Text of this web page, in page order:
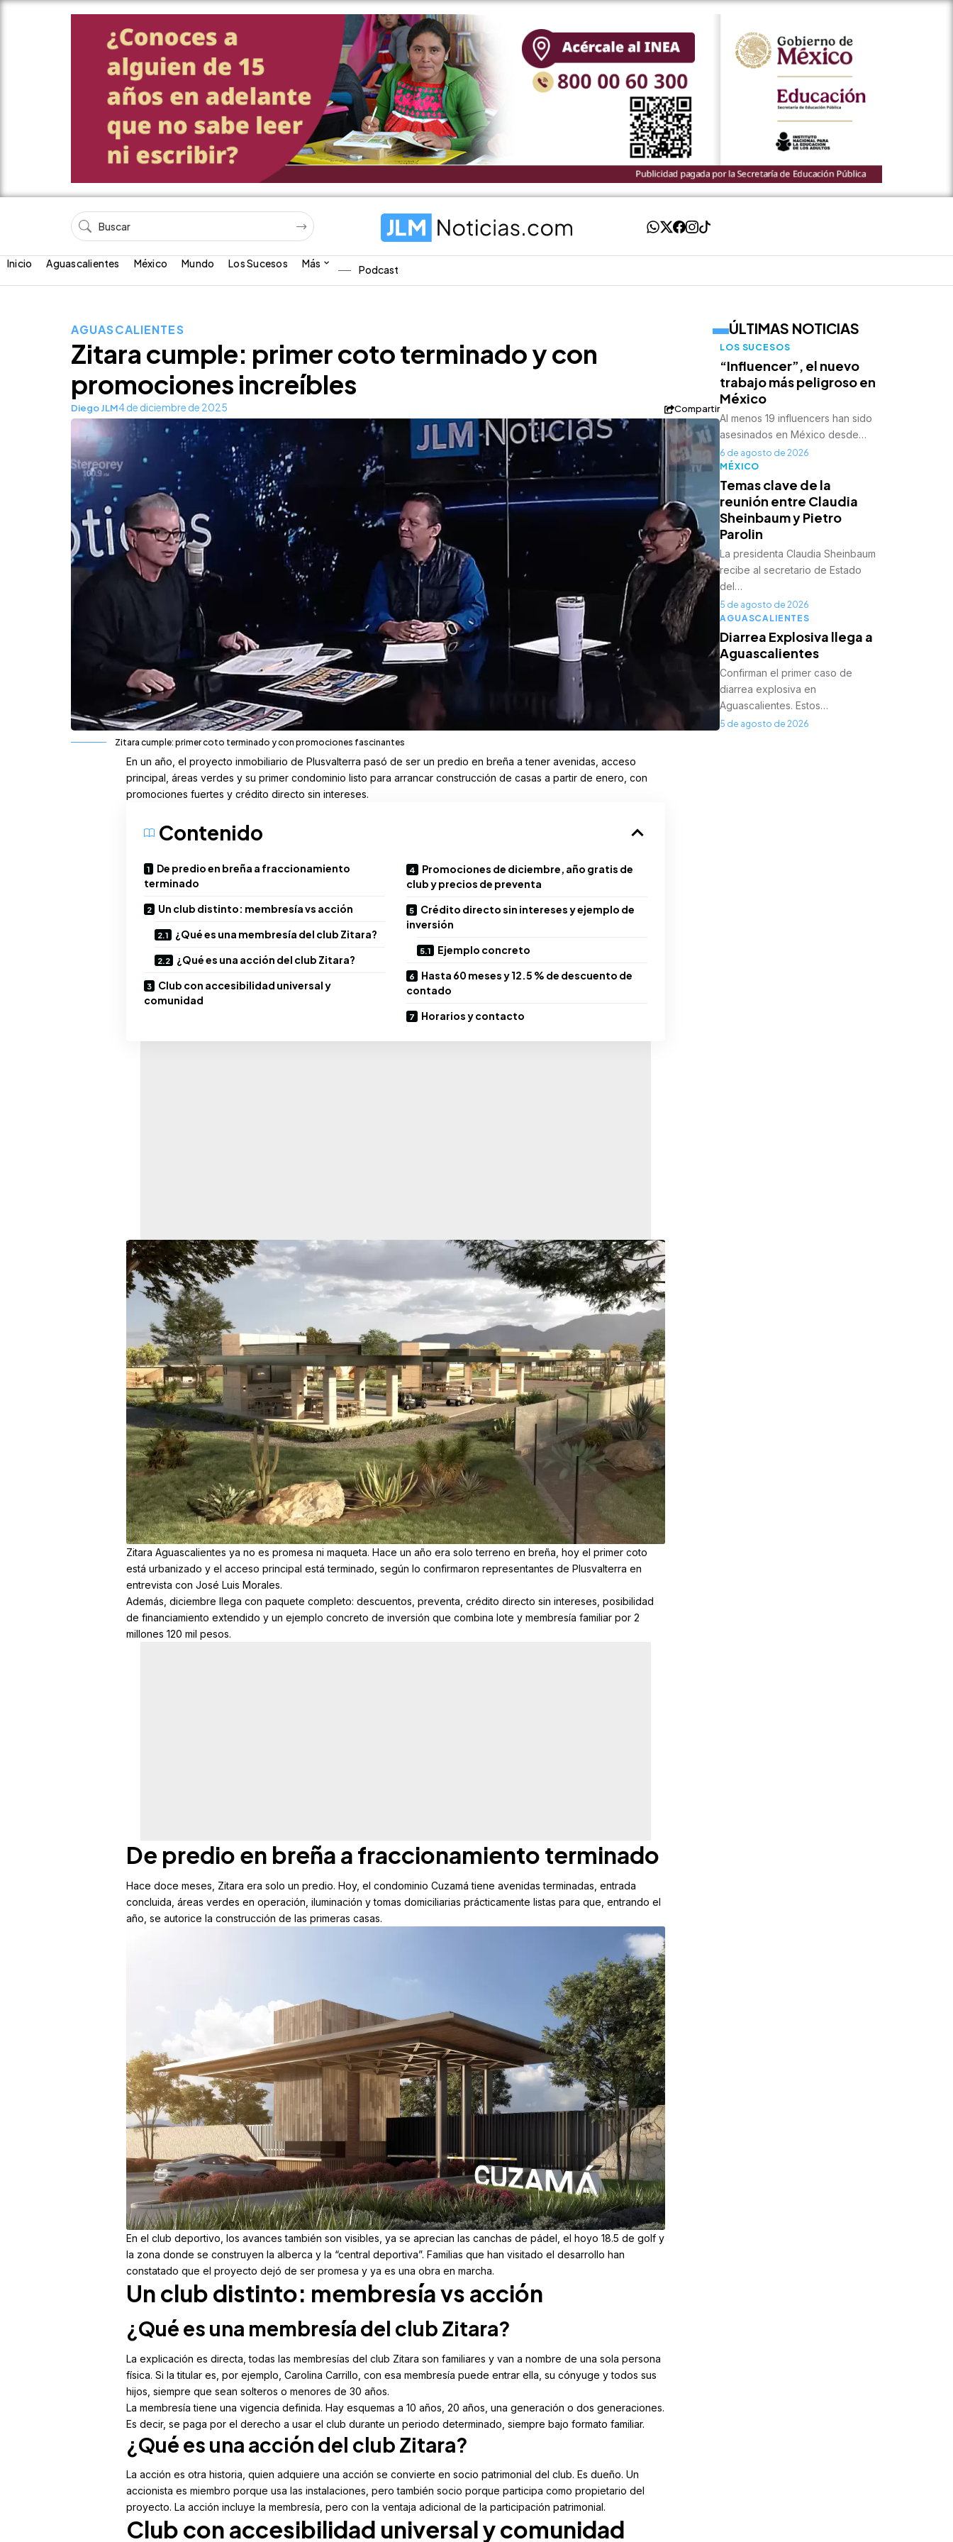
Inicio Aguascalientes México Mundo Los Sucesos Más Podcast
AGUASCALIENTES
Zitara cumple: primer coto terminado y con
promociones increíbles
Diego JLM4 de diciembre de 2025 Compartir
Zitara cumple: primer coto terminado y con promociones fascinantes
En un año, el proyecto inmobiliario de Plusvalterra pasó de ser un predio en breña a tener avenidas, acceso
principal, áreas verdes y su primer condominio listo para arrancar construcción de casas a partir de enero, con
promociones fuertes y crédito directo sin intereses.
Contenido
De predio en breña a fraccionamiento
terminado
Un club distinto: membresía vs acción
¿Qué es una membresía del club Zitara?
¿Qué es una acción del club Zitara?
Club con accesibilidad universal y
comunidad
Promociones de diciembre, año gratis de
club y precios de preventa
Crédito directo sin intereses y ejemplo de
inversión
Ejemplo concreto
Hasta 60 meses y 12.5 % de descuento de
contado
Horarios y contacto
Zitara Aguascalientes ya no es promesa ni maqueta. Hace un año era solo terreno en breña, hoy el primer coto
está urbanizado y el acceso principal está terminado, según lo confirmaron representantes de Plusvalterra en
entrevista con José Luis Morales.
Además, diciembre llega con paquete completo: descuentos, preventa, crédito directo sin intereses, posibilidad
de financiamiento extendido y un ejemplo concreto de inversión que combina lote y membresía familiar por 2
millones 120 mil pesos.
De predio en breña a fraccionamiento terminado
Hace doce meses, Zitara era solo un predio. Hoy, el condominio Cuzamátiene avenidas terminadas, entrada
concluida, áreas verdes en operación, iluminación y tomas domiciliarias prácticamente listas para que, entrando el
año, se autorice la construcción de las primeras casas.
En el club deportivo, los avances también son visibles, ya se aprecian las canchas de pádel, el hoyo 18.5 de golf y
la zona donde se construyen la alberca y la “central deportiva”. Familias que han visitado el desarrollo han
constatado que el proyecto dejó de ser promesa y ya es una obra en marcha.
Un club distinto: membresía vs acción
¿Qué es una membresía del club Zitara?
La explicación es directa, todas las membresías del club Zitara son familiares y van a nombre de una sola persona
física. Si la titular es, por ejemplo, Carolina Carrillo, con esa membresía puede entrar ella, su cónyuge y todos sus
hijos, siempre que sean solteros o menores de 30 años.
La membresía tiene una vigencia definida. Hay esquemas a 10 años, 20 años, una generación o dos generaciones.
Es decir, se paga por el derecho a usar el club durante un periodo determinado, siempre bajo formato familiar.
¿Qué es una acción del club Zitara?
La acción es otra historia, quien adquiere una acción se convierte en socio patrimonial del club. Es dueño. Un
accionista es miembro porque usa las instalaciones, pero también socio porque participa como propietario del
proyecto. La acción incluye la membresía, pero con la ventaja adicional de la participación patrimonial.
Club con accesibilidad universal y comunidad
ÚLTIMAS NOTICIAS
LOS SUCESOS
“Influencer”, el nuevo
trabajo más peligroso en
México
Al menos 19 influencers han sido
asesinados en México desde…
6 de agosto de 2026
MÉXICO
Temas clave de la
reunión entre Claudia
Sheinbaum y Pietro
Parolin
La presidenta Claudia Sheinbaum
recibe al secretario de Estado
del…
5 de agosto de 2026
AGUASCALIENTES
Diarrea Explosiva llega a
Aguascalientes
Confirman el primer caso de
diarrea explosiva en
Aguascalientes. Estos…
5 de agosto de 2026